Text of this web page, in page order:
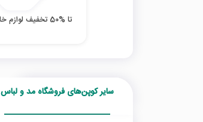
تا %50 تخفیف لوازم خانگی مدیسه
سایر کوپن‌های فروشگاه مد و لباس